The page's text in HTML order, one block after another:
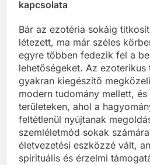
kapcsolata
Bár az ezotéria sokáig
létezett, ma már széles
egyre többen fedezik fel a
lehetőségeket. Az
gyakran kiegészítő
modern tudomány mellett,
területeken, ahol a
feltétlenül nyújtanak
szemléletmód sokak
életvezetési eszközzé vált,
spirituális és érzelmi